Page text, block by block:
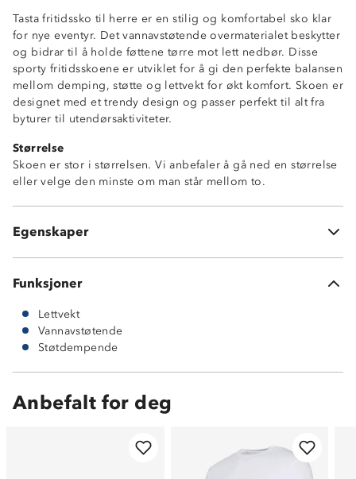
Tasta fritidssko til herre er en stilig og komfortabel sko klar
for nye eventyr. Det vannavstøtende overmaterialet beskytter
og bidrar til å holde føttene tørre mot lett nedbør. Disse
sporty fritidsskoene er utviklet for å gi den perfekte balansen
mellom demping, støtte og lettvekt for økt komfort. Skoen er
designet med et trendy design og passer perfekt til alt fra
byturer til utendørsaktiviteter.
Størrelse
Skoen er stor i størrelsen. Vi anbefaler å gå ned en størrelse
eller velge den minste om man står mellom to.
Egenskaper
Lettvekt
Vannavstøtende
Myk og komfortabel
Funksjoner
Lettvekt
Vannavstøtende
Støtdempende
Anbefalt for deg